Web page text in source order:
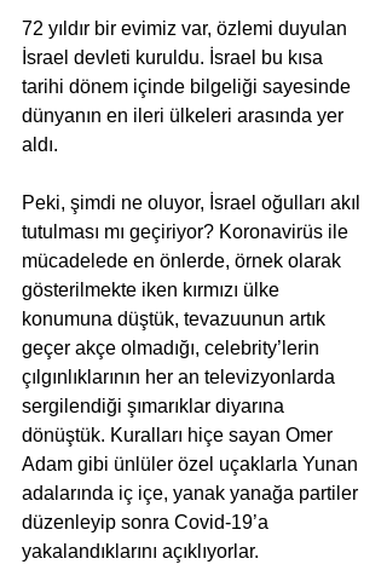
72 yıldır bir evimiz var, özlemi duyulan
İsrael devleti kuruldu. İsrael bu kısa
tarihi dönem içinde bilgeliği sayesinde
dünyanın en ileri ülkeleri arasında yer
aldı.
Peki, şimdi ne oluyor, İsrael oğulları akıl
tutulması mı geçiriyor? Koronavirüs ile
mücadelede en önlerde, örnek olarak
gösterilmekte iken kırmızı ülke
konumuna düştük, tevazuunun artık
geçer akçe olmadığı, celebrity’lerin
çılgınlıklarının her an televizyonlarda
sergilendiği şımarıklar diyarına
dönüştük. Kuralları hiçe sayan Omer
Adam gibi ünlüler özel uçaklarla Yunan
adalarında iç içe, yanak yanağa partiler
düzenleyip sonra Covid-19’a
yakalandıklarını açıklıyorlar.